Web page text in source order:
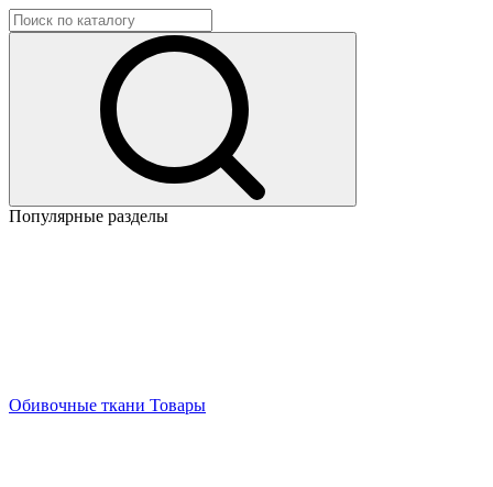
Популярные разделы
Обивочные ткани Товары